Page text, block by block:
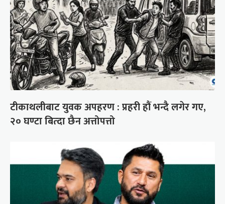
टीकाथलीबाट युवक अपहरण : प्रहरी हौं भन्दै लगेर गए,
२० घण्टा बित्दा छैन अत्तोपत्तो